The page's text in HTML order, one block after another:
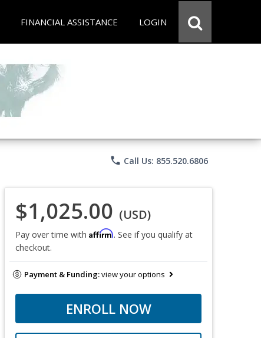
FINANCIAL ASSISTANCE LOGIN
phone Call Us: 855.520.6806
$1,025.00 (USD)
Pay over time with Affirm. See if you qualify at
checkout.
Payment & Funding:view your options
ENROLL NOW